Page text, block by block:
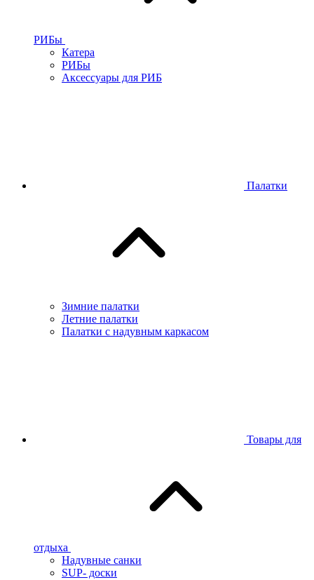
РИБы
Катера
РИБы
Аксессуары для РИБ
Палатки
Зимние палатки
Летние палатки
Палатки с надувным каркасом
Товары для
отдыха
Надувные санки
SUP- доски